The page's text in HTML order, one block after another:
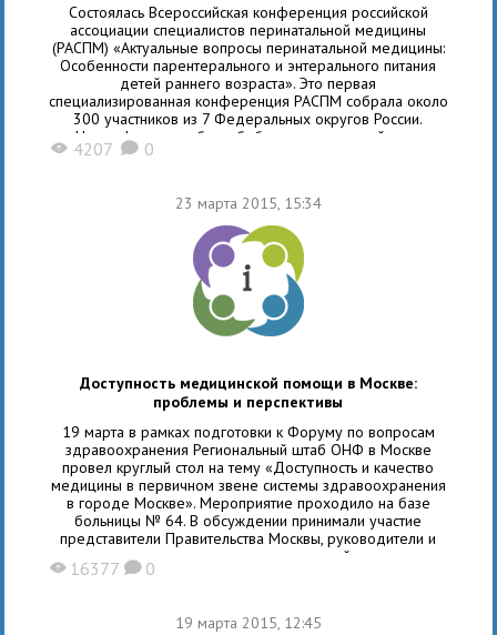
Состоялась Всероссийская конференция российской
ассоциации специалистов перинатальной медицины
(РАСПМ) «Актуальные вопросы перинатальной медицины:
Особенности парентерального и энтерального питания
детей раннего возраста». Это первая
специализированная конференция РАСПМ собрала около
300 участников из 7 Федеральных округов России.
На конференции был обобщен практический опыт
российских врачей по питанию детей первого года жизни.
X 4207 K 0
23 марта 2015, 15:34
Доступность медицинской помощи в Москве:
проблемы и перспективы
19 марта в рамках подготовки к Форуму по вопросам
здравоохранения Региональный штаб ОНФ в Москве
провел круглый стол на тему «Доступность и качество
медицины в первичном звене системы здравоохранения
в городе Москве». Мероприятие проходило на базе
больницы № 64. В обсуждении принимали участие
представители Правительства Москвы, руководители и
сотрудники медицинских учреждений, а также
общественные деятели. Главными темами круглого стола
X 16377 K 0
19 марта 2015, 12:45